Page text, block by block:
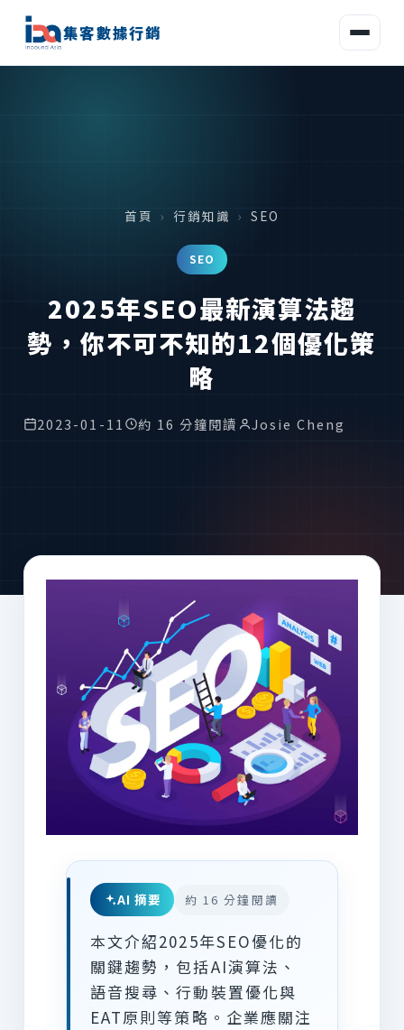
集客數據行銷
首頁 › 行銷知識 › SEO
SEO
2025年SEO最新演算法趨
勢，你不可不知的12個優化策
略
2023-01-11 約 16 分鐘閱讀 Josie Cheng
AI 摘要 約 16 分鐘閱讀
本文介紹2025年SEO優化的
關鍵趨勢，包括AI演算法、
語音搜尋、行動裝置優化與
EAT原則等策略。企業應關注